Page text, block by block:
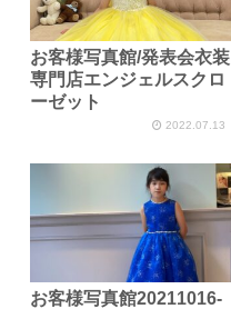
お客様写真館/発表会衣装
専門店エンジェルスクロ
ーゼット
2022.07.13
お客様写真館20211016-